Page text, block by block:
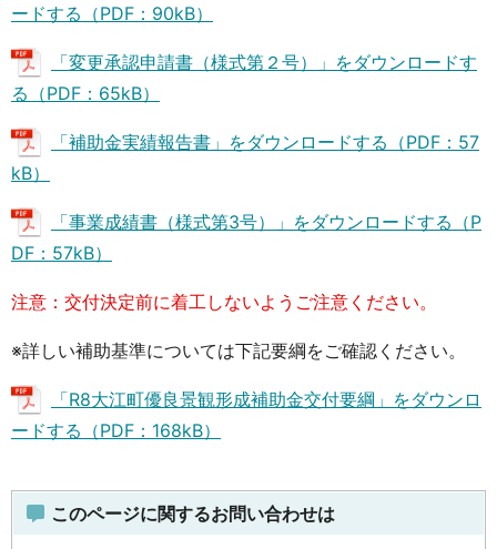
ードする（PDF：90kB）
「変更承認申請書（様式第２号）」をダウンロードす
る（PDF：65kB）
「補助金実績報告書」をダウンロードする（PDF：57
kB）
「事業成績書（様式第3号）」をダウンロードする（P
DF：57kB）
注意：交付決定前に着工しないようご注意ください。
※詳しい補助基準については下記要綱をご確認ください。
「R8大江町優良景観形成補助金交付要綱」をダウンロ
ードする（PDF：168kB）
このページに関するお問い合わせは